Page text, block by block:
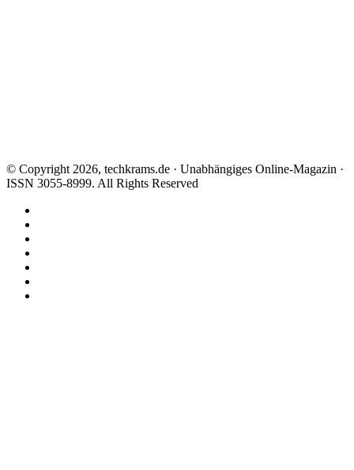
© Copyright 2026, techkrams.de · Unabhängiges Online-Magazin ·
ISSN 3055-8999. All Rights Reserved